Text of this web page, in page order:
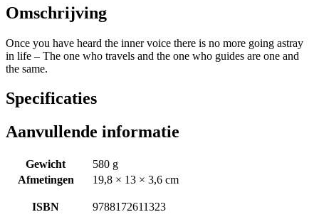
Omschrijving
Once you have heard the inner voice there is no more going astray
in life – The one who travels and the one who guides are one and
the same.
Specificaties
Aanvullende informatie
Gewicht
580 g
Afmetingen
19,8 × 13 × 3,6 cm
ISBN 9788172611323